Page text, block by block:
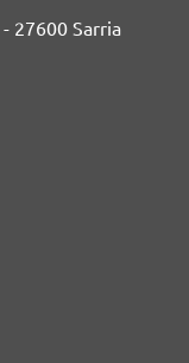
27600 Sarria